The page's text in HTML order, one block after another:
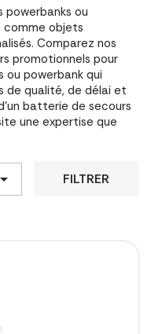
powerbanks ou
comme objets
Comparez nos
promotionnels pour
powerbank qui
de qualité, de délai et
batterie de secours
une expertise que
 FILTRER